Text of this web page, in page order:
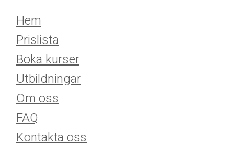
Hem
Prislista
Boka kurser
Utbildningar
Om oss
FAQ
Kontakta oss